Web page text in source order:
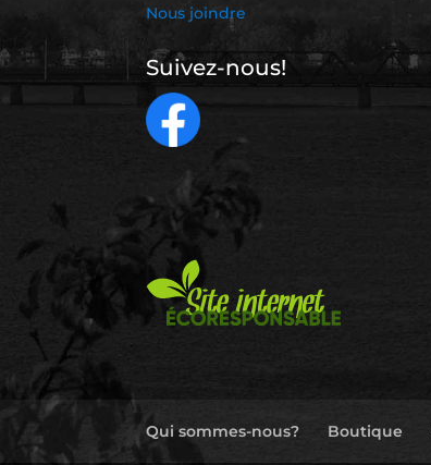
Nous joindre
Suivez-nous!
Qui sommes-nous? Boutique